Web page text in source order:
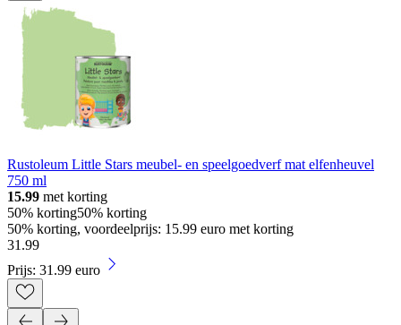
Rustoleum Little Stars meubel- en speelgoedverf mat elfenheuvel
750 ml
15.99 met korting
50% korting50% korting
50% korting, voordeelprijs: 15.99 euro met korting
31 .99
Prijs: 31.99 euro